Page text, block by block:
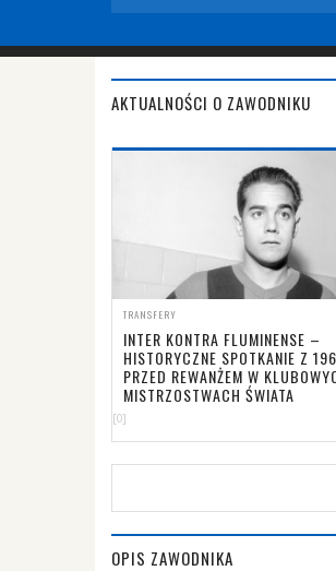
AKTUALNOŚCI O ZAWODNIKU
TRANSFERY
INTER KONTRA FLUMINENSE –
HISTORYCZNE SPOTKANIE Z
PRZED REWANŻEM W
MISTRZOSTWACH ŚWIATA
[0]
OPIS ZAWODNIKA